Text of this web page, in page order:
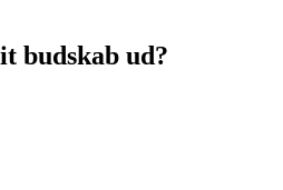
budskab ud?